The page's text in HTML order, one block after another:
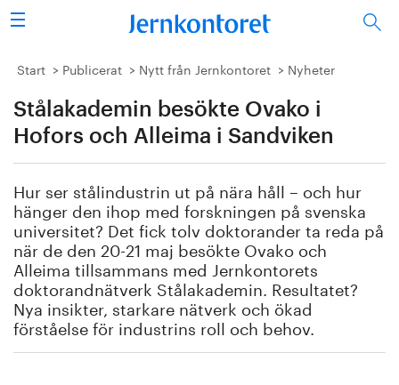
Sök
Stålindustrin
Vision 2050
Energi/miljö
Vi tycker
Publicerat
Bildbank
Start Publicerat Nytt från Jernkontoret Nyheter
Stålakademin besökte Ovako i
Hofors och Alleima i Sandviken
Hur ser stålindustrin ut på nära håll – och hur
hänger den ihop med forskningen på svenska
universitet? Det fick tolv doktorander ta reda på
när de den 20-21 maj besökte Ovako och
Alleima tillsammans med Jernkontorets
doktorandnätverk Stålakademin. Resultatet?
Nya insikter, starkare nätverk och ökad
förståelse för industrins roll och behov.